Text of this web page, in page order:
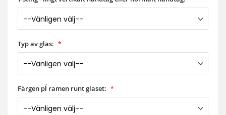
Typ av glas:
Färgen pĺ ramen runt glaset: